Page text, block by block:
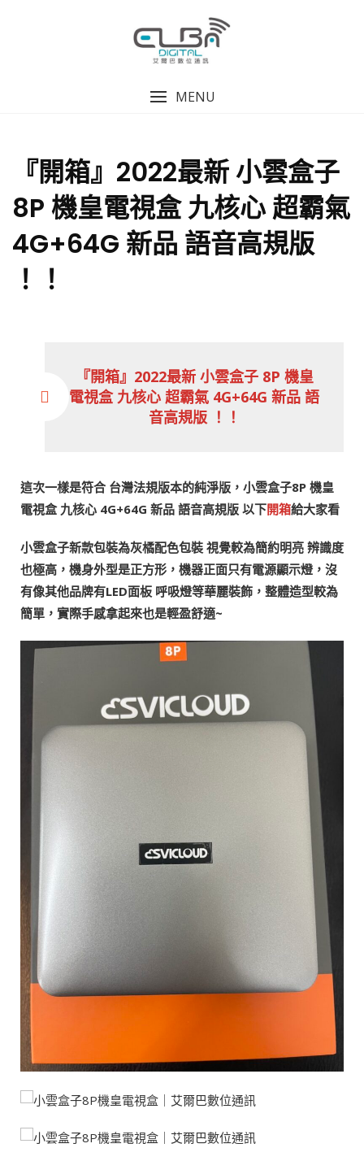
MENU
『開箱』2022最新 小雲盒子
8P 機皇電視盒 九核心 超霸氣
4G+64G 新品 語音高規版
！！
『開箱』2022最新 小雲盒子 8P 機皇
電視盒 九核心 超霸氣 4G+64G 新品 語
音高規版 ！！
這次一樣是符合 台灣法規版本的純淨版，小雲盒子8P 機皇
電視盒 九核心 4G+64G 新品 語音高規版 以下開箱給大家看
小雲盒子新款包裝為灰橘配色包裝 視覺較為簡約明亮 辨識度
也極高，機身外型是正方形，機器正面只有電源顯示燈，沒
有像其他品牌有LED面板 呼吸燈等華麗裝飾，整體造型較為
簡單，實際手感拿起來也是輕盈舒適~